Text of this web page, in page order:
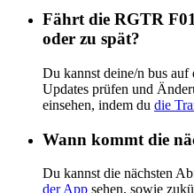
Fährt die RGTR
oder zu spät?
Du kannst deine/n bus
Updates prüfen und
einsehen, indem du die
Wann kommt die
Du kannst die nächsten
der App sehen, sowie